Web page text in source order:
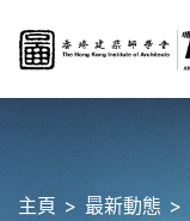
主頁 最新動態